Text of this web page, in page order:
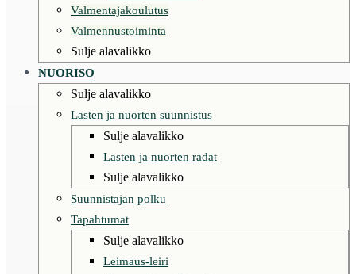
Valmentajakoulutus
Valmennustoiminta
Sulje alavalikko
NUORISO
Sulje alavalikko
Lasten ja nuorten suunnistus
Sulje alavalikko
Lasten ja nuorten radat
Sulje alavalikko
Suunnistajan polku
Tapahtumat
Sulje alavalikko
Leimaus-leiri